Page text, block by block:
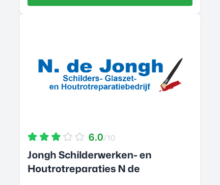
6.0/10
Jongh Schilderwerken- en
Houtrotreparaties N de